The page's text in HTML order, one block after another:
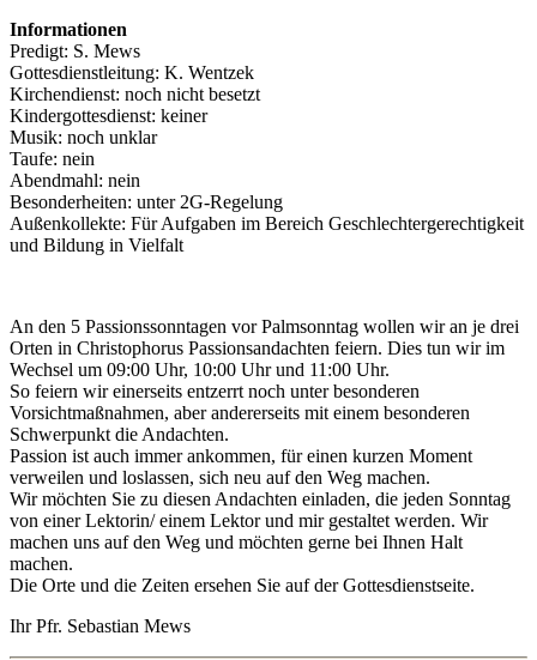
Informationen
Predigt: S. Mews
Gottesdienstleitung: K. Wentzek
Kirchendienst: noch nicht besetzt
Kindergottesdienst: keiner
Musik: noch unklar
Taufe: nein
Abendmahl: nein
Besonderheiten: unter 2G-Regelung
Außenkollekte: Für Aufgaben im Bereich Geschlechtergerechtigkeit
und Bildung in Vielfalt
An den 5 Passionssonntagen vor Palmsonntag wollen wir an je drei
Orten in Christophorus Passionsandachten feiern. Dies tun wir im
Wechsel um 09:00 Uhr, 10:00 Uhr und 11:00 Uhr.
So feiern wir einerseits entzerrt noch unter besonderen
Vorsichtmaßnahmen, aber andererseits mit einem besonderen
Schwerpunkt die Andachten.
Passion ist auch immer ankommen, für einen kurzen Moment
verweilen und loslassen, sich neu auf den Weg machen.
Wir möchten Sie zu diesen Andachten einladen, die jeden Sonntag
von einer Lektorin/ einem Lektor und mir gestaltet werden. Wir
machen uns auf den Weg und möchten gerne bei Ihnen Halt
machen.
Die Orte und die Zeiten ersehen Sie auf der Gottesdienstseite.
Ihr Pfr. Sebastian Mews